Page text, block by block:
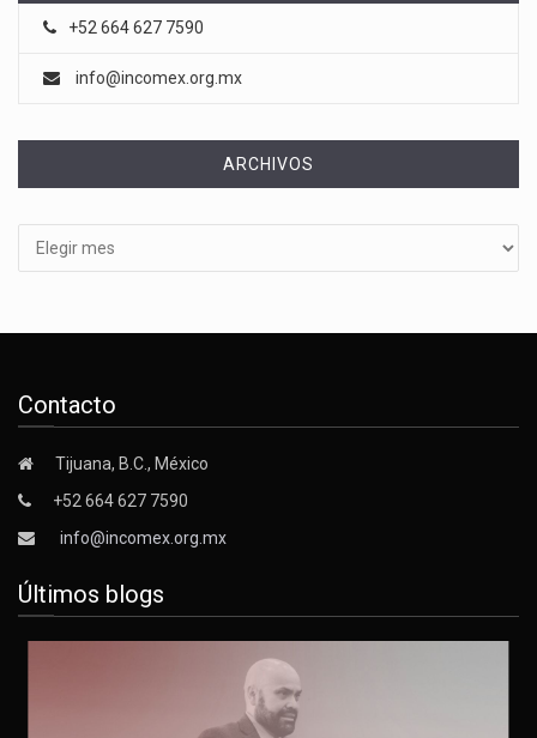
+52 664 627 7590
info@incomex.org.mx
ARCHIVOS
Contacto
Tijuana, B.C., México
+52 664 627 7590
info@incomex.org.mx
Últimos blogs